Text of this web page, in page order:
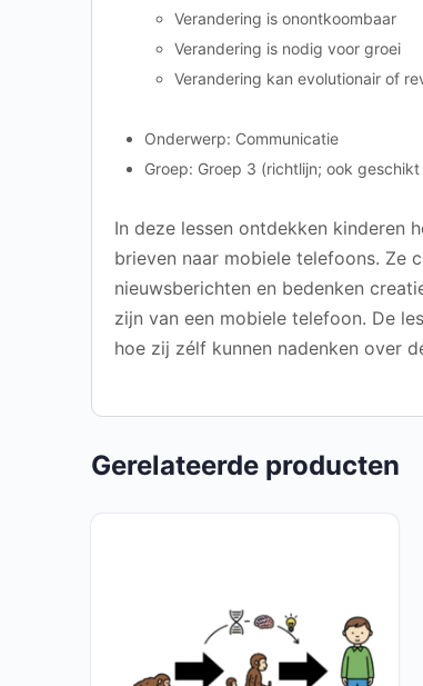
Verandering is onontkoombaar
Verandering is nodig voor groei
Verandering kan evolutionair of
Onderwerp: Communicatie
Groep: Groep 3 (richtlijn; ook
In deze lessen ontdekken kinderen
brieven naar mobiele telefoons. Ze
nieuwsberichten en bedenken
zijn van een mobiele telefoon. De
hoe zij zélf kunnen nadenken over
Gerelateerde producten